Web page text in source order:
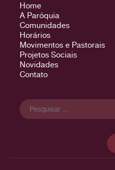
Home
A Paróquia
Comunidades
Horários
Movimentos e Pastorais
Projetos Sociais
Novidades
Contato
Pesquisar
por: